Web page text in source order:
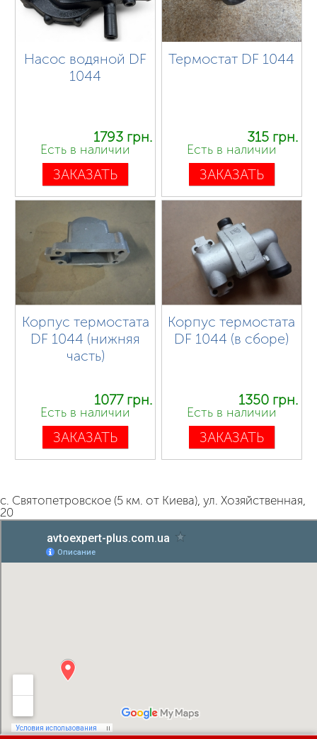
Насос водяной DF
1044
1793 грн.
Есть в наличии
ЗАКАЗАТЬ
Термостат DF 1044
315 грн.
Есть в наличии
ЗАКАЗАТЬ
Корпус термостата
DF 1044 (нижняя
часть)
1077 грн.
Есть в наличии
ЗАКАЗАТЬ
Корпус термостата
DF 1044 (в сборе)
1350 грн.
Есть в наличии
ЗАКАЗАТЬ
с. Святопетровское (5 км. от Киева), ул. Хозяйственная,
20